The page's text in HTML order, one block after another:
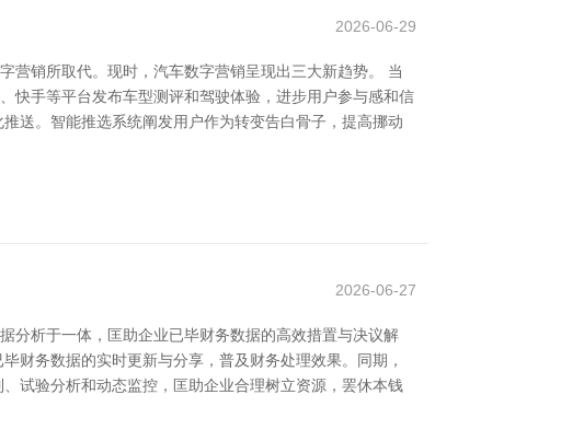
2026-06-29
营销所取代。现时，汽车数字营销呈现出三大新趋势。 当
快手等平台发布车型测评和驾驶体验，进步用户参与感和信
送。智能推选系统阐发用户作为转变告白骨子，提高挪动
2026-06-27
分析于一体，匡助企业已毕财务数据的高效措置与决议解
财务数据的实时更新与分享，普及财务处理效果。同期，
试验分析和动态监控，匡助企业合理树立资源，罢休本钱